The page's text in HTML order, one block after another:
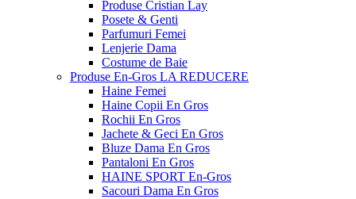
Produse Cristian Lay
Posete & Genti
Parfumuri Femei
Lenjerie Dama
Costume de Baie
Produse En-Gros LA REDUCERE
Haine Femei
Haine Copii En Gros
Rochii En Gros
Jachete & Geci En Gros
Bluze Dama En Gros
Pantaloni En Gros
HAINE SPORT En-Gros
Sacouri Dama En Gros